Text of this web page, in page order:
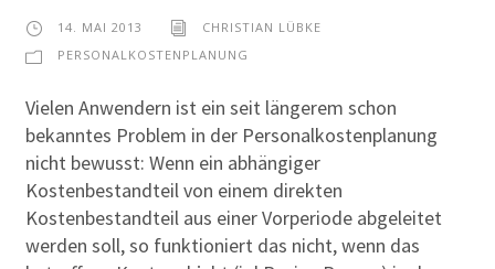
14. MAI 2013
CHRISTIAN LÜBKE
PERSONALKOSTENPLANUNG
Vielen Anwendern ist ein seit längerem schon
bekanntes Problem in der Personalkostenplanung
nicht bewusst: Wenn ein abhängiger
Kostenbestandteil von einem direkten
Kostenbestandteil aus einer Vorperiode abgeleitet
werden soll, so funktioniert das nicht, wenn das